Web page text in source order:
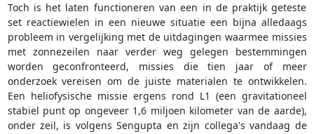
Toch is het laten functioneren van een in de praktijk geteste
set reactiewielen in een nieuwe situatie een bijna alledaags
probleem in vergelijking met de uitdagingen waarmee missies
met zonnezeilen naar verder weg gelegen bestemmingen
worden geconfronteerd, missies die tien jaar of meer
onderzoek vereisen om de juiste materialen te ontwikkelen.
Een heliofysische missie ergens rond L1 (een gravitationeel
stabiel punt op ongeveer 1,6 miljoen kilometer van de aarde),
onder zeil, is volgens Sengupta en zijn collega's vandaag de